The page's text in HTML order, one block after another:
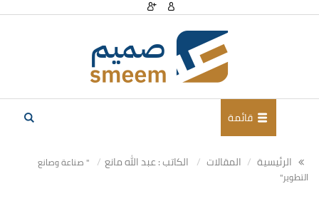
قائمة
الرئيسية المقالات الكاتب : عبد الله مانع
" صناعة وصانع
التطوير"